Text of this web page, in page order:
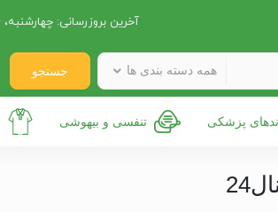
آخرین بروزرسانی: چهارشنبه، ۱۴ مرداد ۱۴۰۵
همه دسته بندی ها جستجو
پزشکی تنفسی و بیهوشی